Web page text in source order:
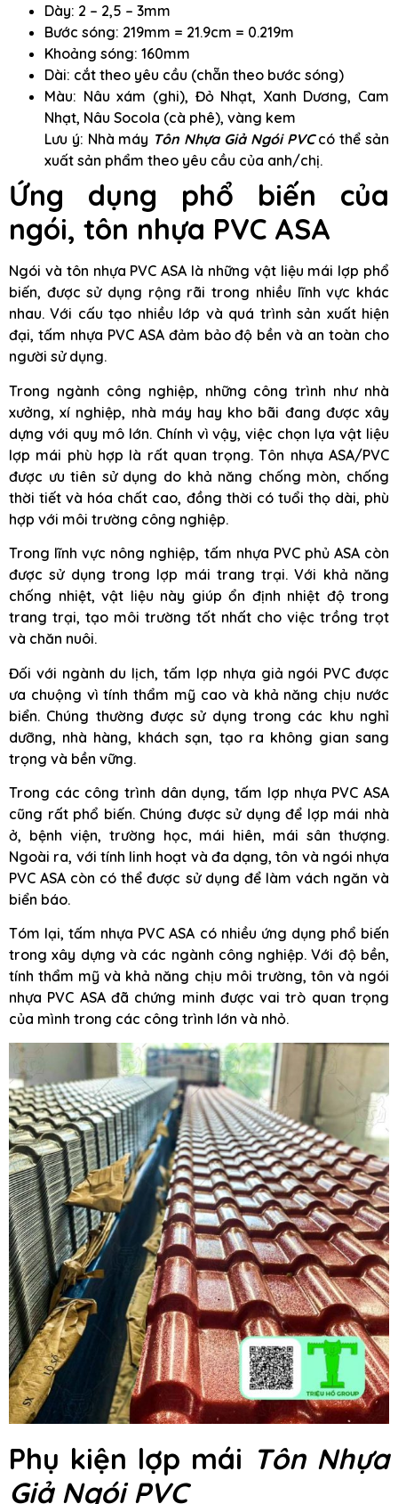
Dày: 2 – 2,5 – 3mm
Bước sóng: 219mm = 21.9cm = 0.219m
Khoảng sóng: 160mm
Dài: cắt theo yêu cầu (chẵn theo bước sóng)
Màu: Nâu xám (ghi), Đỏ Nhạt, Xanh Dương, Cam
Nhạt, Nâu Socola (cà phê), vàng kem
Lưu ý: Nhà máy Tôn Nhựa Giả Ngói PVC có thể sản
xuất sản phẩm theo yêu cầu của anh/chị.
Ứng dụng phổ biến của
ngói, tôn nhựa PVC ASA
Ngói và tôn nhựa PVC ASA là những vật liệu mái lợp phổ
biến, được sử dụng rộng rãi trong nhiều lĩnh vực khác
nhau. Với cấu tạo nhiều lớp và quá trình sản xuất hiện
đại, tấm nhựa PVC ASA đảm bảo độ bền và an toàn cho
người sử dụng.
Trong ngành công nghiệp, những công trình như nhà
xưởng, xí nghiệp, nhà máy hay kho bãi đang được xây
dựng với quy mô lớn. Chính vì vậy, việc chọn lựa vật liệu
lợp mái phù hợp là rất quan trọng. Tôn nhựa ASA/PVC
được ưu tiên sử dụng do khả năng chống mòn, chống
thời tiết và hóa chất cao, đồng thời có tuổi thọ dài, phù
hợp với môi trường công nghiệp.
Trong lĩnh vực nông nghiệp, tấm nhựa PVC phủ ASA còn
được sử dụng trong lợp mái trang trại. Với khả năng
chống nhiệt, vật liệu này giúp ổn định nhiệt độ trong
trang trại, tạo môi trường tốt nhất cho việc trồng trọt
và chăn nuôi.
Đối với ngành du lịch, tấm lợp nhựa giả ngói PVC được
ưa chuộng vì tính thẩm mỹ cao và khả năng chịu nước
biển. Chúng thường được sử dụng trong các khu nghỉ
dưỡng, nhà hàng, khách sạn, tạo ra không gian sang
trọng và bền vững.
Trong các công trình dân dụng, tấm lợp nhựa PVC ASA
cũng rất phổ biến. Chúng được sử dụng để lợp mái nhà
ở, bệnh viện, trường học, mái hiên, mái sân thượng.
Ngoài ra, với tính linh hoạt và đa dạng, tôn và ngói nhựa
PVC ASA còn có thể được sử dụng để làm vách ngăn và
biển báo.
Tóm lại, tấm nhựa PVC ASA có nhiều ứng dụng phổ biến
trong xây dựng và các ngành công nghiệp. Với độ bền,
tính thẩm mỹ và khả năng chịu môi trường, tôn và ngói
nhựa PVC ASA đã chứng minh được vai trò quan trọng
của mình trong các công trình lớn và nhỏ.
Phụ kiện lợp mái Tôn Nhựa
Giả Ngói PVC